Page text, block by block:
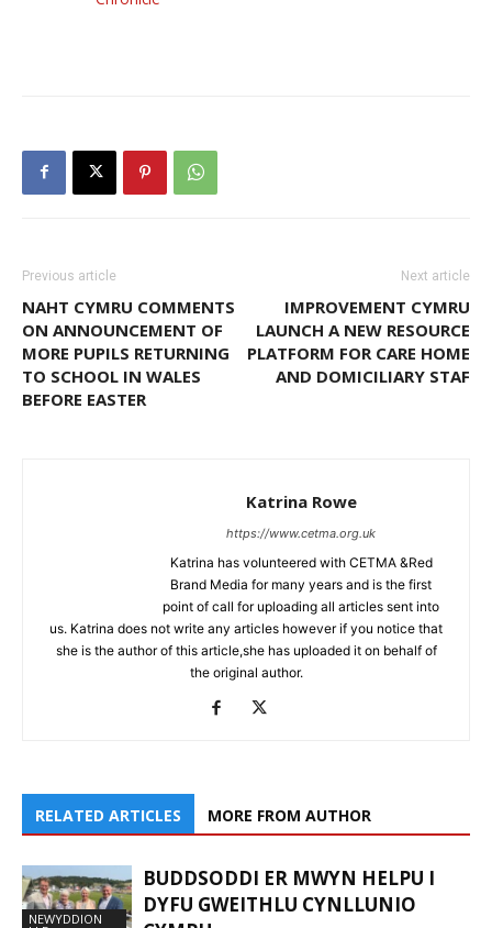
Previous article
NAHT CYMRU COMMENTS
ON ANNOUNCEMENT OF
MORE PUPILS RETURNING
TO SCHOOL IN WALES
BEFORE EASTER
Next article
IMPROVEMENT CYMRU
LAUNCH A NEW RESOURCE
PLATFORM FOR CARE HOME
AND DOMICILIARY STAF
Katrina Rowe
https://www.cetma.org.uk
Katrina has volunteered with CETMA &Red
Brand Media for many years and is the first
point of call for uploading all articles sent into
us. Katrina does not write any articles however if you notice that
she is the author of this article,she has uploaded it on behalf of
the original author.
RELATED ARTICLES MORE FROM AUTHOR
NEWYDDION
BUDDSODDI ER MWYN HELPU I
DYFU GWEITHLU CYNLLUNIO